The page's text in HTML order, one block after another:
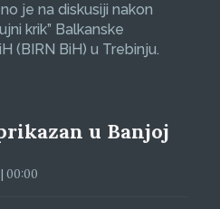
je na diskusiji nakon
krik” Balkanske
(BIRN BiH) u Trebinju.
u Banjoj
00:00